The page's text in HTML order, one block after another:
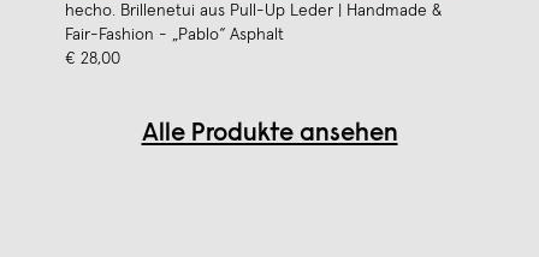
hecho. Brillenetui aus Pull-Up Leder | Handmade &
Fair-Fashion - „Pablo“ Asphalt
€ 28,00
Alle Produkte ansehen